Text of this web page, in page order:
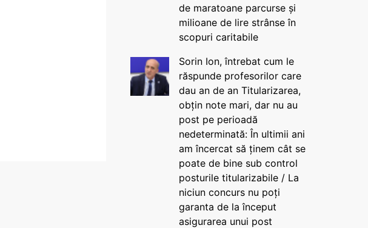
de maratoane parcurse și
milioane de lire strânse în
scopuri caritabile
Sorin Ion, întrebat cum le
răspunde profesorilor care
dau an de an Titularizarea,
obțin note mari, dar nu au
post pe perioadă
nedeterminată: În ultimii ani
am încercat să ținem cât se
poate de bine sub control
posturile titularizabile / La
niciun concurs nu poți
garanta de la început
asigurarea unui post